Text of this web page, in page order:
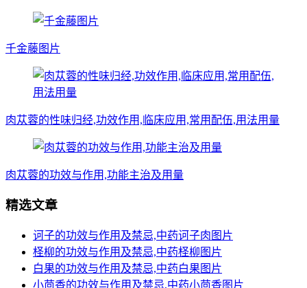
千金藤图片
肉苁蓉的性味归经,功效作用,临床应用,常用配伍,用法用量
肉苁蓉的功效与作用,功能主治及用量
精选文章
诃子的功效与作用及禁忌,中药诃子肉图片
柽柳的功效与作用及禁忌,中药柽柳图片
白果的功效与作用及禁忌,中药白果图片
小茴香的功效与作用及禁忌,中药小茴香图片